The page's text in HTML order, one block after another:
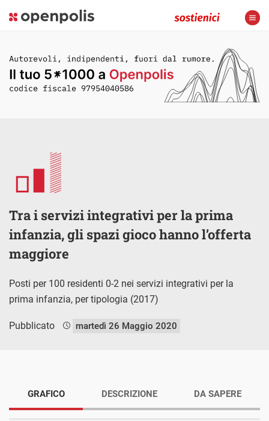
Tra i servizi integrativi per la prima
infanzia, gli spazi gioco hanno l’offerta
maggiore
Posti per 100 residenti 0-2 nei servizi integrativi per la
prima infanzia, per tipologia (2017)
Pubblicato martedì 26 Maggio 2020
GRAFICO DESCRIZIONE DA SAPERE